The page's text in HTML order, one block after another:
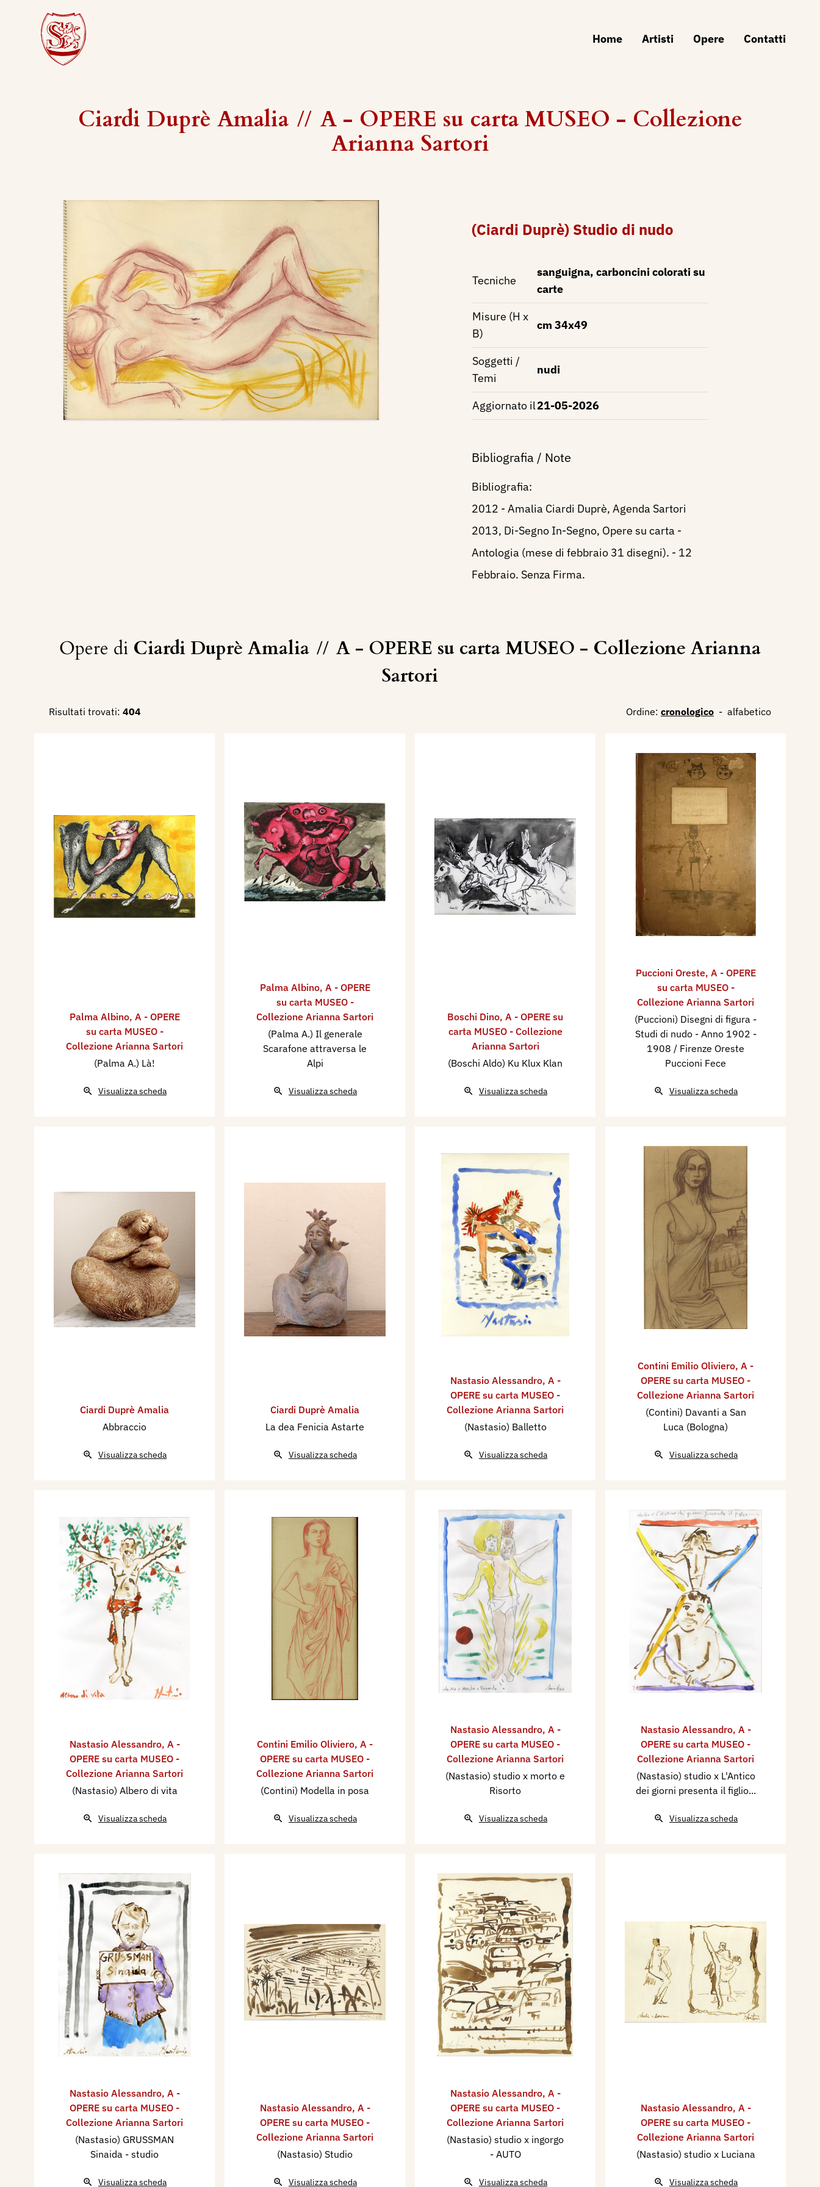
Home Artisti Opere Contatti
Ciardi Duprè Amalia // A - OPERE su carta MUSEO - Collezione
Arianna Sartori
(Ciardi Duprè) Studio di nudo
Tecniche
sanguigna, carboncini colorati su
carte
Misure (H x
B)
cm 34x49
Soggetti /
Temi
nudi
Aggiornato il21-05-2026
Bibliografia / Note
Bibliografia:
2012 - Amalia Ciardi Duprè, Agenda Sartori
2013, Di-Segno In-Segno, Opere su carta -
Antologia (mese di febbraio 31 disegni). - 12
Febbraio. Senza Firma.
Opere di Ciardi Duprè Amalia // A - OPERE su carta MUSEO - Collezione Arianna
Sartori
Risultati trovati: 404 Ordine: cronologico - alfabetico
Palma Albino, A - OPERE
su carta MUSEO -
Collezione Arianna Sartori
(Palma A.) Là!
Visualizza scheda
Palma Albino, A - OPERE
su carta MUSEO -
Collezione Arianna Sartori
(Palma A.) Il generale
Scarafone attraversa le
Alpi
Visualizza scheda
Boschi Dino, A - OPERE su
carta MUSEO - Collezione
Arianna Sartori
(Boschi Aldo) Ku Klux Klan
Visualizza scheda
Puccioni Oreste, A - OPERE
su carta MUSEO -
Collezione Arianna Sartori
(Puccioni) Disegni di figura -
Studi di nudo - Anno 1902 -
1908 / Firenze Oreste
Puccioni Fece
Visualizza scheda
Ciardi Duprè Amalia
Abbraccio
Visualizza scheda
Ciardi Duprè Amalia
La dea Fenicia Astarte
Visualizza scheda
Nastasio Alessandro, A -
OPERE su carta MUSEO -
Collezione Arianna Sartori
(Nastasio) Balletto
Visualizza scheda
Contini Emilio Oliviero, A -
OPERE su carta MUSEO -
Collezione Arianna Sartori
(Contini) Davanti a San
Luca (Bologna)
Visualizza scheda
Nastasio Alessandro, A -
OPERE su carta MUSEO -
Collezione Arianna Sartori
(Nastasio) Albero di vita
Visualizza scheda
Contini Emilio Oliviero, A -
OPERE su carta MUSEO -
Collezione Arianna Sartori
(Contini) Modella in posa
Visualizza scheda
Nastasio Alessandro, A -
OPERE su carta MUSEO -
Collezione Arianna Sartori
(Nastasio) studio x morto e
Risorto
Visualizza scheda
Nastasio Alessandro, A -
OPERE su carta MUSEO -
Collezione Arianna Sartori
(Nastasio) studio x L'Antico
dei giorni presenta il figlio...
Visualizza scheda
Nastasio Alessandro, A -
OPERE su carta MUSEO -
Collezione Arianna Sartori
(Nastasio) GRUSSMAN
Sinaida - studio
Visualizza scheda
Nastasio Alessandro, A -
OPERE su carta MUSEO -
Collezione Arianna Sartori
(Nastasio) Studio
Visualizza scheda
Nastasio Alessandro, A -
OPERE su carta MUSEO -
Collezione Arianna Sartori
(Nastasio) studio x ingorgo
- AUTO
Visualizza scheda
Nastasio Alessandro, A -
OPERE su carta MUSEO -
Collezione Arianna Sartori
(Nastasio) studio x Luciana
Visualizza scheda